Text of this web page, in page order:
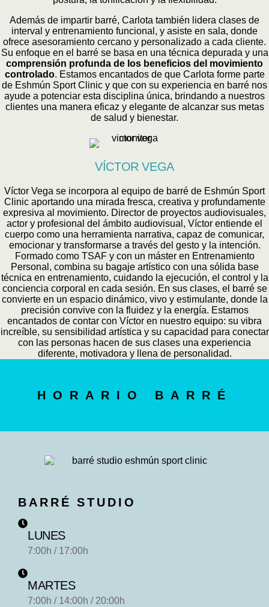
Además de impartir barré, Carlota también lidera clases de
interval y entrenamiento funcional, y asiste en sala, donde
ofrece asesoramiento cercano y personalizado a cada cliente.
Su enfoque en el barré se basa en una técnica depurada y una
comprensión profunda de los beneficios del movimiento
controlado. Estamos encantados de que Carlota forme parte
de Eshmún Sport Clinic y que con su experiencia en barré nos
ayude a potenciar esta disciplina única, brindando a nuestros
clientes una manera eficaz y elegante de alcanzar sus metas
de salud y bienestar.
VÍCTOR VEGA
Víctor Vega se incorpora al equipo de barré de Eshmún Sport
Clinic aportando una mirada fresca, creativa y profundamente
expresiva al movimiento. Director de proyectos audiovisuales,
actor y profesional del ámbito audiovisual, Víctor entiende el
cuerpo como una herramienta narrativa, capaz de comunicar,
emocionar y transformarse a través del gesto y la intención.
Formado como TSAF y con un máster en Entrenamiento
Personal, combina su bagaje artístico con una sólida base
técnica en entrenamiento, cuidando la ejecución, el control y la
conciencia corporal en cada sesión. En sus clases, el barré se
convierte en un espacio dinámico, vivo y estimulante, donde la
precisión convive con la fluidez y la energía. Estamos
encantados de contar con Víctor en nuestro equipo: su vibra
increíble, su sensibilidad artística y su capacidad para conectar
con las personas hacen de sus clases una experiencia
diferente, motivadora y llena de personalidad.
HORARIO BARRÉ
BARRÉ STUDIO
LUNES
7:00h / 17:00h
MARTES
7:00h / 14:00h / 20:00h